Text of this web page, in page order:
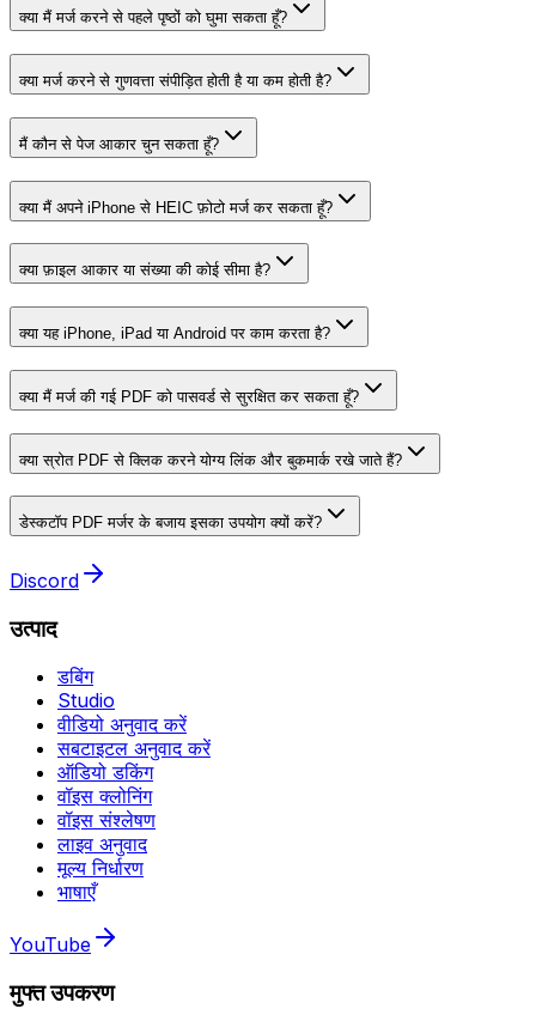
क्या मैं मर्ज करने से पहले पृष्ठों को घुमा सकता हूँ?
क्या मर्ज करने से गुणवत्ता संपीड़ित होती है या कम होती है?
मैं कौन से पेज आकार चुन सकता हूँ?
क्या मैं अपने iPhone से HEIC फ़ोटो मर्ज कर सकता हूँ?
क्या फ़ाइल आकार या संख्या की कोई सीमा है?
क्या यह iPhone, iPad या Android पर काम करता है?
क्या मैं मर्ज की गई PDF को पासवर्ड से सुरक्षित कर सकता हूँ?
क्या स्रोत PDF से क्लिक करने योग्य लिंक और बुकमार्क रखे जाते हैं?
डेस्कटॉप PDF मर्जर के बजाय इसका उपयोग क्यों करें?
Discord
उत्पाद
डबिंग
Studio
वीडियो अनुवाद करें
सबटाइटल अनुवाद करें
ऑडियो डकिंग
वॉइस क्लोनिंग
वॉइस संश्लेषण
लाइव अनुवाद
मूल्य निर्धारण
भाषाएँ
YouTube
मुफ्त उपकरण